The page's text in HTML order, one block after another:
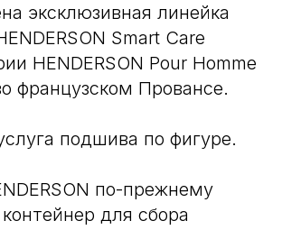
эксклюзивная линейка
Smart Care
HENDERSON Pour Homme
французском Провансе.
подшива по фигуре.
по-прежнему
для сбора